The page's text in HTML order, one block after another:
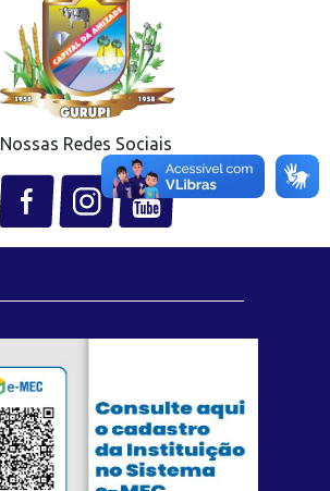
Nossas Redes Sociais